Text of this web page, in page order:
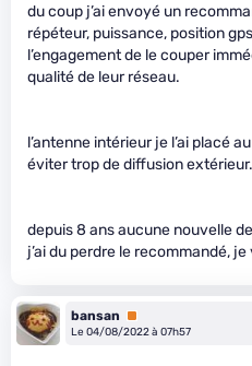
du coup j’ai envoyé un
répéteur, puissance, position
l’engagement de le couper
qualité de leur réseau.
l’antenne intérieur je l’ai placé
éviter trop de diffusion extérieur.
depuis 8 ans aucune nouvelle
j’ai du perdre le recommandé,
bansan
Premium
Le 04/08/2022 à 07h57